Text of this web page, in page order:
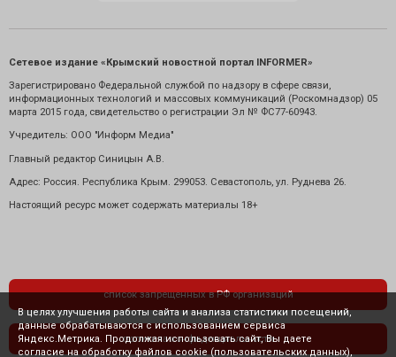
Сетевое издание «Крымский новостной портал INFORMER»
Зарегистрировано Федеральной службой по надзору в сфере связи,
информационных технологий и массовых коммуникаций (Роскомнадзор) 05
марта 2015 года, свидетельство о регистрации Эл № ФС77-60943.
Учредитель: ООО "Информ Медиа"
Главный редактор Синицын А.В.
Адрес: Россия. Республика Крым. 299053. Севастополь, ул. Руднева 26.
Настоящий ресурс может содержать материалы 18+
список запрещенных в РФ организаций
политика конфиденциальности
В целях улучшения работы сайта и анализа статистики посещений,
данные обрабатываются с использованием сервиса
Яндекс.Метрика. Продолжая использовать сайт, Вы даете
согласие на обработку файлов cookie (пользовательских данных),